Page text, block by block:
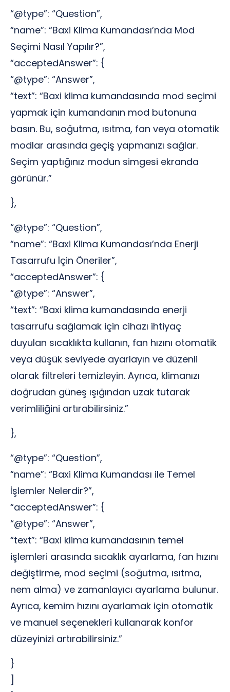
“@type”: “Question”,
“name”: “Baxi Klima Kumandası’nda Mod
Seçimi Nasıl Yapılır?”,
“acceptedAnswer”: {
“@type”: “Answer”,
“text”: “Baxi klima kumandasında mod seçimi
yapmak için kumandanın mod butonuna
basın. Bu, soğutma, ısıtma, fan veya otomatik
modlar arasında geçiş yapmanızı sağlar.
Seçim yaptığınız modun simgesi ekranda
görünür.”
},
“@type”: “Question”,
“name”: “Baxi Klima Kumandası’nda Enerji
Tasarrufu İçin Öneriler”,
“acceptedAnswer”: {
“@type”: “Answer”,
“text”: “Baxi klima kumandasında enerji
tasarrufu sağlamak için cihazı ihtiyaç
duyulan sıcaklıkta kullanın, fan hızını otomatik
veya düşük seviyede ayarlayın ve düzenli
olarak filtreleri temizleyin. Ayrıca, klimanızı
doğrudan güneş ışığından uzak tutarak
verimliliğini artırabilirsiniz.”
},
“@type”: “Question”,
“name”: “Baxi Klima Kumandası ile Temel
İşlemler Nelerdir?”,
“acceptedAnswer”: {
“@type”: “Answer”,
“text”: “Baxi klima kumandasının temel
işlemleri arasında sıcaklık ayarlama, fan hızını
değiştirme, mod seçimi (soğutma, ısıtma,
nem alma) ve zamanlayıcı ayarlama bulunur.
Ayrıca, kemim hızını ayarlamak için otomatik
ve manuel seçenekleri kullanarak konfor
düzeyinizi artırabilirsiniz.”
}
]